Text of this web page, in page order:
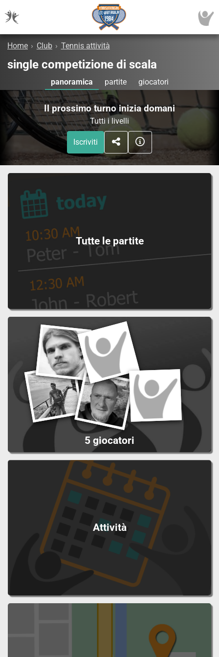
Home › Club › Tennis attività
single competizione di scala
panoramica partite giocatori
Il prossimo turno inizia domani
Tutti i livelli
Iscriviti
Tutte le partite
5 giocatori
Attività